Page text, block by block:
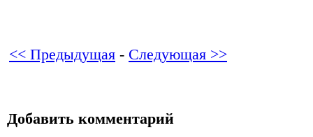
<< Предыдущая - Следующая >>
Добавить комментарий